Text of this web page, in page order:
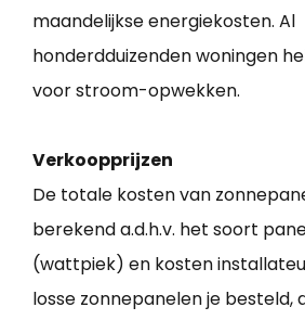
maandelijkse energiekosten. Al
honderdduizenden woningen
voor stroom-opwekken.
Verkoopprijzen
De totale kosten van
berekend a.d.h.v. het soort
(wattpiek) en kosten
losse zonnepanelen je besteld,